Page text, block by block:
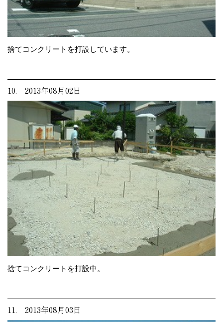
捨てコンクリートを打設しています。
10. 2013年08月02日
捨てコンクリートを打設中。
11. 2013年08月03日